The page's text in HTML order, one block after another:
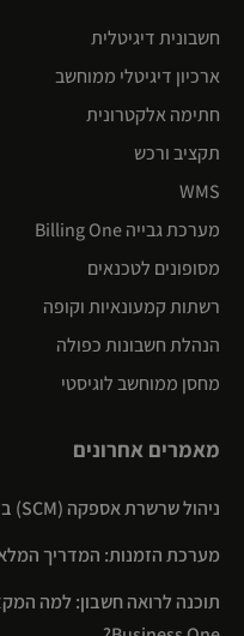
חשבונית דיגיטלית
ארכיון דיגיטלי ממוחשב
חתימה אלקטרונית
תקציב ורכש
WMS
מערכת גבייה Billing One
מסופונים לטכנאים
רשתות קמעונאיות וקופה
הנהלת חשבונות כפולה
מחסן ממוחשב לוגיסטי
מאמרים אחרונים
ניהול שרשרת אספקה (SCM) בעידן הדיגיטלי
מערכת הזמנות: המדריך המלא